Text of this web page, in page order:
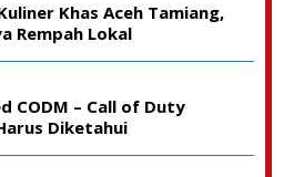
Khas Aceh Tamiang,
Rempah Lokal
CODM – Call of Duty
Diketahui